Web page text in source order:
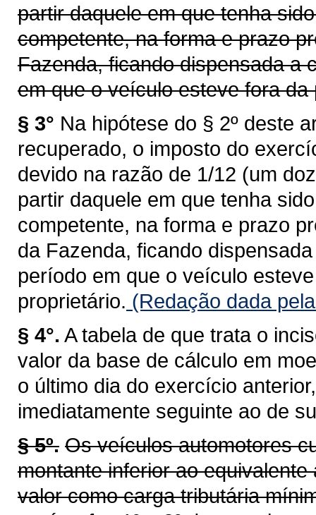
partir daquele em que tenha
competente, na forma e prazo
Fazenda, ficando dispensada a
em que o veículo esteve fora
§ 3° Na hipótese do § 2º deste
recuperado, o imposto do
devido na razão de 1/12 (um
partir daquele em que tenha
competente, na forma e prazo
da Fazenda, ficando
período em que o veículo
proprietário. (Redação dada
§ 4°. A tabela de que trata o
valor da base de cálculo em
o último dia do exercício
imediatamente seguinte ao de
§ 5º. Os veículos automotores
montante inferior ao
valor como carga tributária